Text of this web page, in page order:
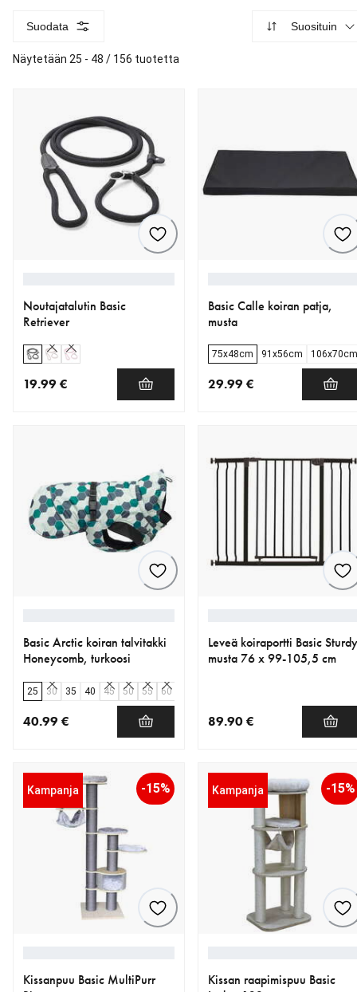
Suodata Suosituin
Näytetään 25 - 48 / 156 tuotetta
Noutajatalutin Basic
Retriever
19.99 €
Basic Calle koiran patja,
musta
75x48cm 91x56cm 106x70cm
29.99 €
Basic Arctic koiran talvitakki
Honeycomb, turkoosi
25 30 35 40 45 50 55 60
40.99 €
Leveä koiraportti Basic Sturdy
musta 76 x 99-105,5 cm
89.90 €
Kampanja -15%
Kissanpuu Basic MultiPurr
Kampanja -15%
Kissan raapimispuu Basic